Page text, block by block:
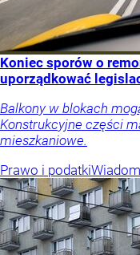
Koniec sporów o
uporządkować
Balkony w blokach
Konstrukcyjne części
mieszkaniowe.
Prawo i podatki